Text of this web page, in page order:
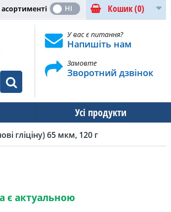
Кошик(0)
асортименті
ТАК НІ
У вас є питання?
Напишіть нам
Замовте
Зворотний дзвінок
Усі продукти
гліціну) 65 мкм, 120 г
є актуальною